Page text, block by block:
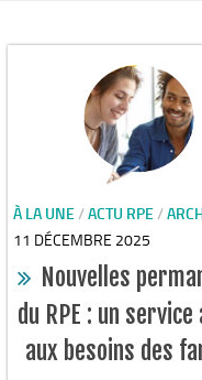
À LA UNE/ACTU RPE/
11 DÉCEMBRE 2025
Nouvelles
du RPE : un service
aux besoins des